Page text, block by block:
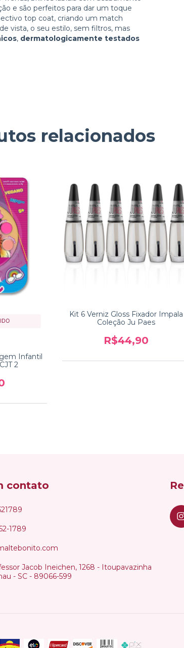
e são perfeitos para dar um toque
top coat, criando um match
vista, o seu estilo, sem filtros, mas
, dermatologicamente testados
relacionados
Infantil
2
Kit 6 Verniz Gloss Fixador Impala
Coleção Ju Paes
R$44,90
contato
1789
Jacob Ineichen, 1268 - Itoupavazinha
- SC - 89066-599